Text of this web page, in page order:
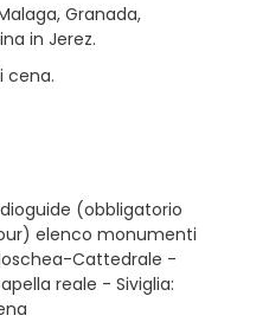
Granada,
in Jerez.
cena.
(obbligatorio
elenco monumenti
Cattedrale -
reale - Siviglia: